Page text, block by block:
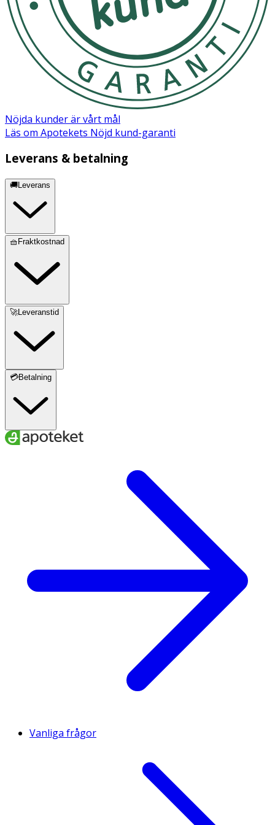
Linalool, Hexyl Cinnamal, Camellia Sinensis Leaf Extract,
Limonene, Geraniol, Faex Extract/Yeast Extract/Extrait de
levure, Niacinamide, Panthenol, Biotin, Lecithin,
Tocopheryl Acetate, Ethoxydiglycol, Maltodextrin,
Glucose, Lactic Acid, Sodium Benzoate, Equisetum
Arvense Extract, Rosmarinus Officinalis (Rosemary) Leaf
Extract, Salvia Officinalis (Sage) Leaf Extract, Urtica Dioica
(Nettle) Extract, Achillea Millefolium Extract, Betula Alba
Leaf Extract, Potassium Sorbate, Inositol, Calcium
Pantothenate, Caramel, Tartaric Acid.
Nöjda kunder är vårt mål
Läs om Apotekets Nöjd kund-garanti
Leverans & betalning
🚚Leverans
🧺Fraktkostnad
🚀Leveranstid
💳Betalning
Vanliga frågor